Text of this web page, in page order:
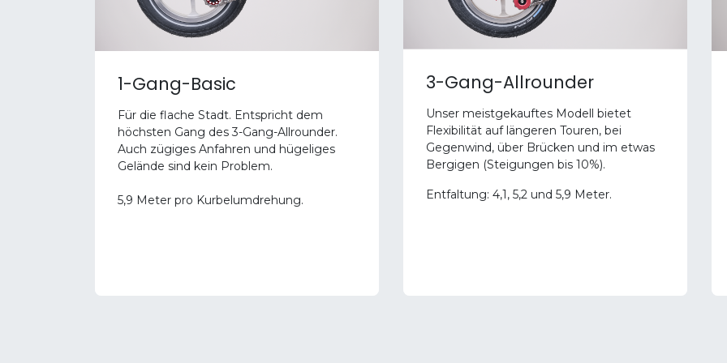
1-Gang-Basic
Für die flache Stadt. Entspricht dem
höchsten Gang des 3-Gang-Allrounder.
Auch zügiges Anfahren und hügeliges
Gelände sind kein Problem.
5,9 Meter pro Kurbelumdrehung.
3-Gang-Allrounder
Unser meistgekauftes Modell bietet
Flexibilität auf längeren Touren, bei
Gegenwind, über Brücken und im etwas
Bergigen (Steigungen bis 10%).
Entfaltung: 4,1, 5,2 und 5,9 Meter.